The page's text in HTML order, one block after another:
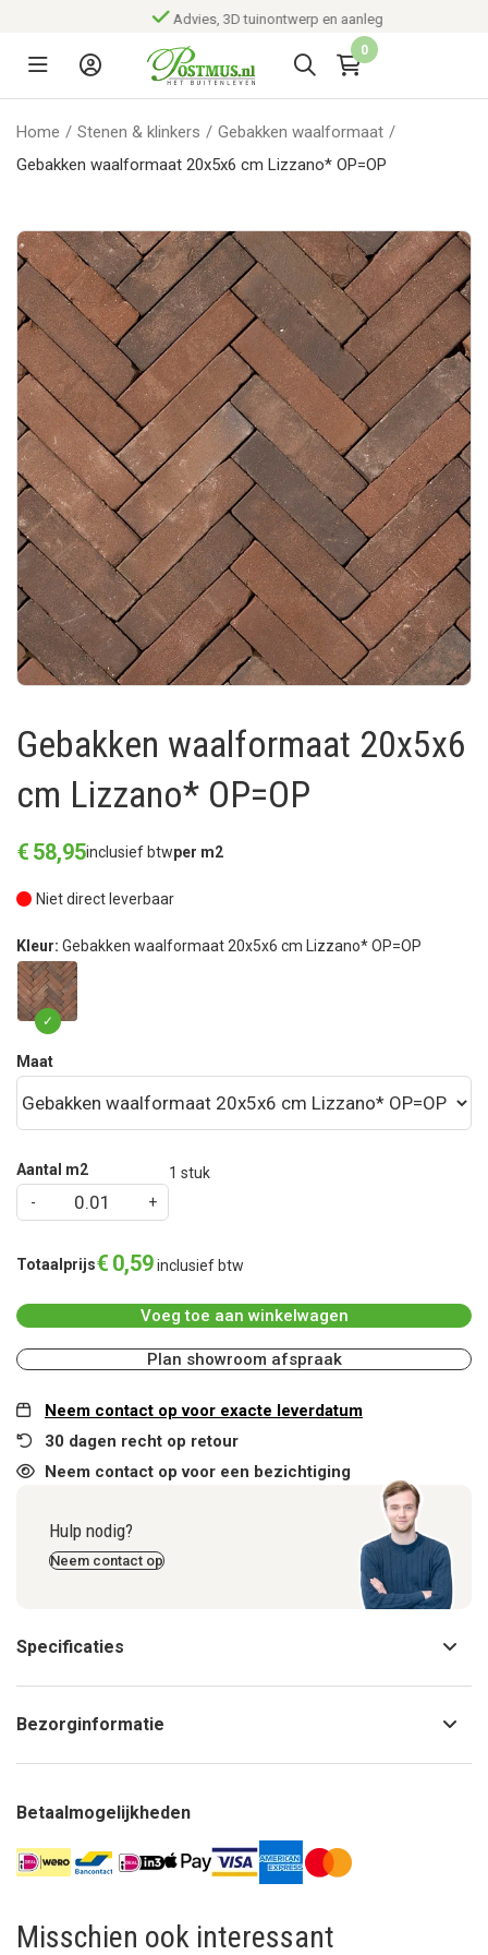
Advies, 3D tuinontwerp en aanleg
0
Home / Stenen & klinkers / Gebakken waalformaat /
Gebakken waalformaat 20x5x6 cm Lizzano* OP=OP
Gebakken waalformaat 20x5x6
cm Lizzano* OP=OP
€ 58,95inclusief btwper m2
Niet direct leverbaar
Kleur: Gebakken waalformaat 20x5x6 cm Lizzano* OP=OP
Maat
Aantal m2 1 stuk
Totaalprijs€ 0,59inclusief btw
Voeg toe aan winkelwagen
Plan showroom afspraak
Neem contact op voor exacte leverdatum
30 dagen recht op retour
Neem contact op voor een bezichtiging
Hulp nodig?
Neem contact op
Specificaties
Bezorginformatie
Betaalmogelijkheden
Misschien ook interessant